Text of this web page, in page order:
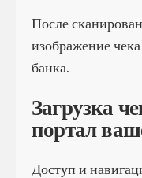
После
изображение
банка.
Загрузка
портал
Доступ и